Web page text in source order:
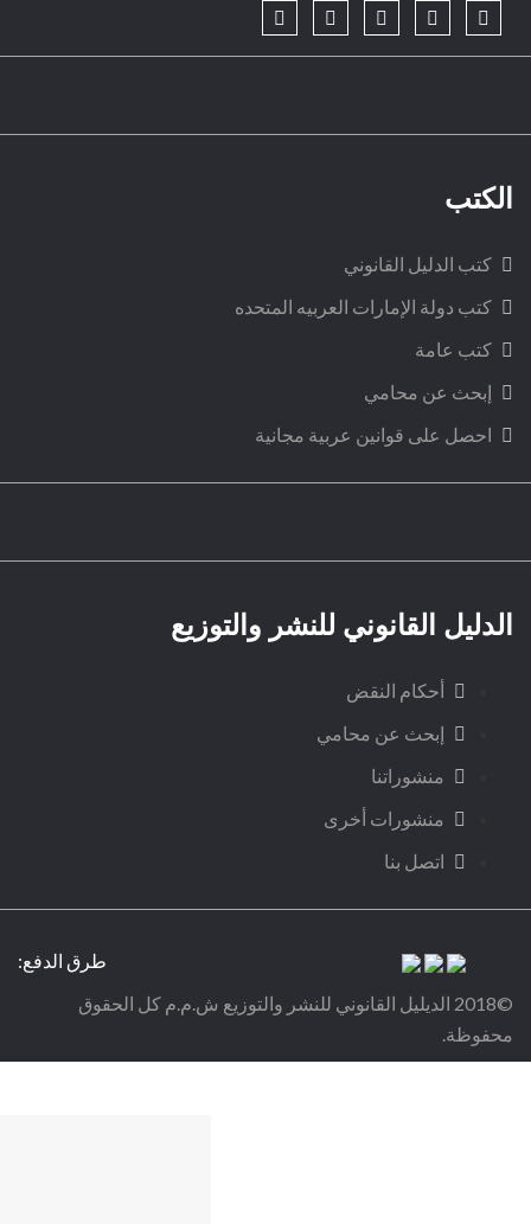
الكتب
كتب الدليل القانوني
كتب دولة الإمارات العربيه المتحده
كتب عامة
إبحث عن محامي
احصل على قوانين عربية مجانية
الدليل القانوني للنشر والتوزيع
أحكام النقض
إبحث عن محامي
منشوراتنا
منشورات أخرى
اتصل بنا
طرق الدفع:
©2018 الديليل القانوني للنشر والتوزيع ش.م.م كل الحقوق
محفوظة.